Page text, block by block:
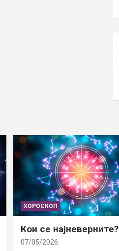
ХОРОСКОП
Кои се најневерните?
07/05/2026